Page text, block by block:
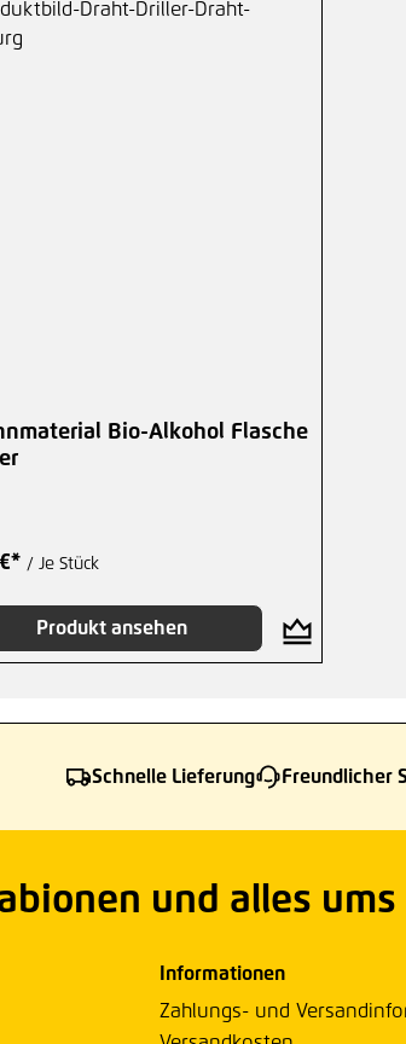
Bio-Alkohol Flasche
/ Je Stück
Produkt ansehen
Schnelle Lieferung Freundlicher
und alles ums
Informationen
Zahlungs- und